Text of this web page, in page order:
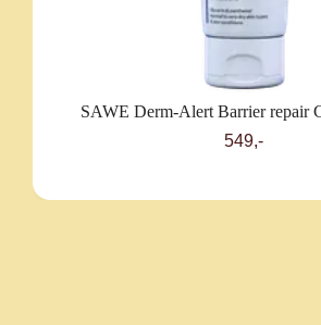
SAWE Derm-Alert Barrier repair
549,-